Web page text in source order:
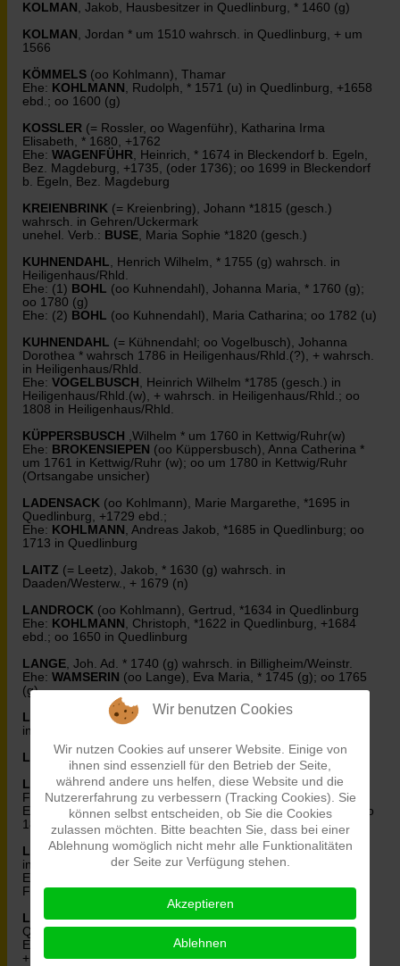
KOLMAN , Jakob, Hausbesitzer in Quedlinburg, * 1460 (g)
KOLMAN , Jordan * um 1510 wahrsch. in Quedlinburg, + um
1566
KÖMMELS (oo Kohlmann), Thamar
Ehe: KOHLMANN , Rudolph, * 1571 (u) in Quedlinburg, +1658
ebd.; oo 1600 (g)
KOSSLER (= Rossler, oo Wagenführ), Katharina Irma
Elisabeth, * 1680, +1762
Ehe: WAGENFÜHR, Heinrich, * 1674 in Bleckendorf b. Egeln,
Bez. Magdeburg, +1735, (oder 1736); oo 1699 in Bleckendorf
b. Egeln, Bez. Magdeburg
KREIENBRINK (= Kreienbring), Johann *1815 (gesch.)
wahrsch. in Gehren/Uckermark
unehel. Verb.: BUSE, Maria Sophie *1820 (gesch.)
KUHNENDAHL, Henrich Wilhelm, * 1755 (g) wahrsch. in
Heiligenhaus/Rhld.
Ehe: (1) BOHL (oo Kuhnendahl), Johanna Maria, * 1760 (g);
oo 1780 (g)
Ehe: (2) BOHL (oo Kuhnendahl), Maria Catharina; oo 1782 (u)
KUHNENDAHL (= Kühnendahl; oo Vogelbusch), Johanna
Dorothea * wahrsch 1786 in Heiligenhaus/Rhld.(?), + wahrsch.
in Heiligenhaus/Rhld.
Ehe: VOGELBUSCH , Heinrich Wilhelm *1785 (gesch.) in
Heiligenhaus/Rhld.(w), + wahrsch. in Heiligenhaus/Rhld.; oo
1808 in Heiligenhaus/Rhld.
KÜPPERSBUSCH ,Wilhelm * um 1760 in Kettwig/Ruhr(w)
Ehe: BROKENSIEPEN (oo Küppersbusch), Anna Catherina *
um 1761 in Kettwig/Ruhr (w); oo um 1780 in Kettwig/Ruhr
(Ortsangabe unsicher)
LADENSACK (oo Kohlmann), Marie Margarethe, *1695 in
Quedlinburg, +1729 ebd.;
Ehe: KOHLMANN , Andreas Jakob, *1685 in Quedlinburg; oo
1713 in Quedlinburg
LAITZ (= Leetz), Jakob, * 1630 (g) wahrsch. in
Daaden/Westerw., + 1679 (n)
LANDROCK (oo Kohlmann), Gertrud, *1634 in Quedlinburg
Ehe: KOHLMANN , Christoph, *1622 in Quedlinburg, +1684
ebd.; oo 1650 in Quedlinburg
LANGE, Joh. Ad. * 1740 (g) wahrsch. in Billigheim/Weinstr.
Ehe: WAMSERIN (oo Lange), Eva Maria, * 1745 (g); oo 1765
(g)
LATSCH
(= Laitz, Laitsch), Heiderich (=Heyderich), * 1440 (g)
in Gisenbach b. Siegen?
LAURATIS, Jons *1765 (gesch.) in Paszyszin/Opr.(w)
LAURICH, Christian *1810 (gesch.), + Eichhof b.
Ferdinandshof/Pomm.
Ehe:
LINDENBERG(oo Laurich), Dorothee *1810 (gesch.); oo
1830 (gesch.)
LAURICH(oo Zeperniek), Friederike Louisa Dorothee, *1838
in Eichhof b. Ferdinandshof/Pomm.
Ehe:
Ferdinandshof/Pomm.; oo 1858 in Ferdinandshof/Pomm.
LINDEMANN(oo Kohlmann), Anna Elisabeth, *1723 in
Quedlinburg, +1766 ebd.
Ehe:
, Balthasar Conrad, *1721 in Quedlinburg,
+1789 ebd.; oo 1745 (g) in Quedlinburg(w)
Wir benutzen Cookies
Wir nutzen Cookies auf unserer Website. Einige von
ihnen sind essenziell für den Betrieb der Seite,
während andere uns helfen, diese Website und die
Nutzererfahrung zu verbessern (Tracking Cookies). Sie
können selbst entscheiden, ob Sie die Cookies
zulassen möchten. Bitte beachten Sie, dass bei einer
Ablehnung womöglich nicht mehr alle Funktionalitäten
der Seite zur Verfügung stehen.
Akzeptieren
Ablehnen